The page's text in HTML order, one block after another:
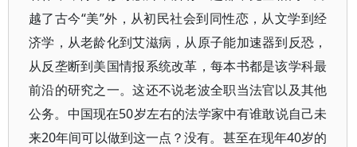
越了古今“美”外，从初民社会到同性恋，从文学到经
济学，从老龄化到艾滋病，从原子能加速器到反恐，
从反垄断到美国情报系统改革，每本书都是该学科最
前沿的研究之一。这还不说老波全职当法官以及其他
公务。中国现在50岁左右的法学家中有谁敢说自己未
来20年间可以做到这一点？没有。甚至在现年40岁的